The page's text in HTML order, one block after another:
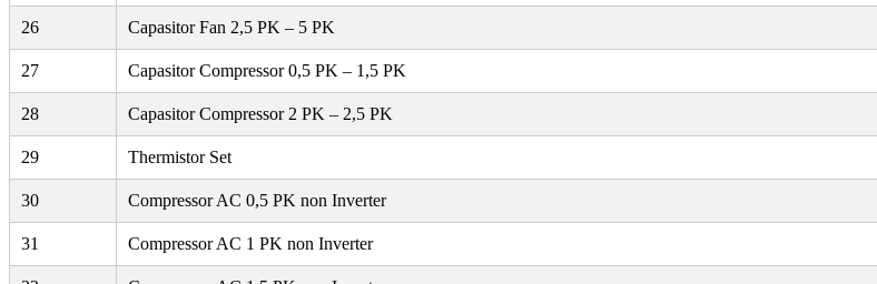
26 Capasitor Fan 2,5 PK – 5 PK
27 Capasitor Compressor 0,5 PK – 1,5 PK
28 Capasitor Compressor 2 PK – 2,5 PK
29 Thermistor Set
30 Compressor AC 0,5 PK non Inverter
31 Compressor AC 1 PK non Inverter